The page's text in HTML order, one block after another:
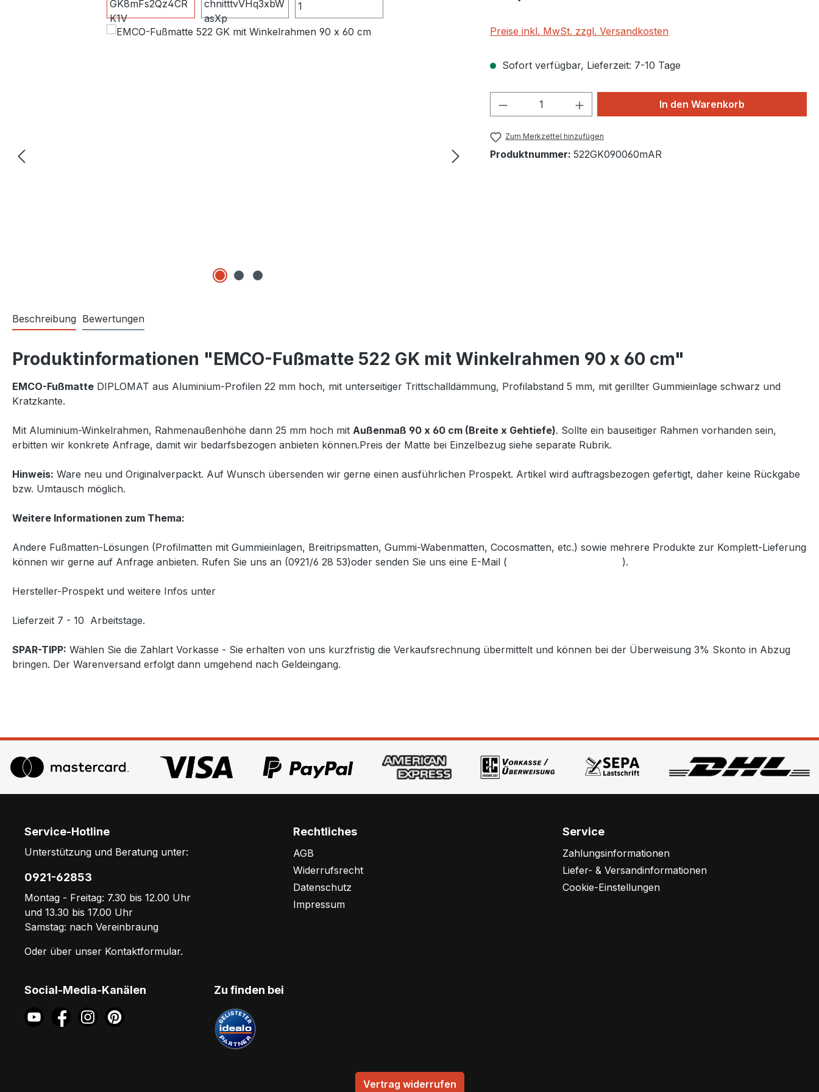
Preise inkl. MwSt. zzgl. Versandkosten
Sofort verfügbar, Lieferzeit: 7-10 Tage
Produkt Anzahl: Gib den gewünschten Wert
In den Warenkorb
Zum Merkzettel hinzufügen
Produktnummer: 522GK090060mAR
Beschreibung Bewertungen
Produktinformationen "EMCO-Fußmatte 522 GK mit Winkelrahmen 90 x 60 cm"
EMCO-Fußmatte DIPLOMAT aus Aluminium-Profilen 22 mm hoch, mit unterseitiger Trittschalldämmung, Profilabstand 5 mm, mit gerillter Gummieinlage schwarz und
Kratzkante.
Mit Aluminium-Winkelrahmen, Rahmenaußenhöhe dann 25 mm hoch mit Außenmaß 90 x 60 cm (Breite x Gehtiefe). Sollte ein bauseitiger Rahmen vorhanden sein,
erbitten wir konkrete Anfrage, damit wir bedarfsbezogen anbieten können.Preis der Matte bei Einzelbezug siehe separate Rubrik.
Hinweis: Ware neu und Originalverpackt. Auf Wunsch übersenden wir gerne einen ausführlichen Prospekt. Artikel wird auftragsbezogen gefertigt, daher keine Rückgabe
bzw. Umtausch möglich.
Weitere Informationen zum Thema:
Andere Fußmatten-Lösungen (Profilmatten mit Gummieinlagen, Breitripsmatten, Gummi-Wabenmatten, Cocosmatten, etc.) sowie mehrere Produkte zur Komplett-Lieferung
können wir gerne auf Anfrage anbieten. Rufen Sie uns an (0921/6 28 53)oder senden Sie uns eine E-Mail (
).
Hersteller-Prospekt und weitere Infos unter
Lieferzeit 7 - 10 Arbeitstage.
SPAR-TIPP: Wählen Sie die Zahlart Vorkasse - Sie erhalten von uns kurzfristig die Verkaufsrechnung übermittelt und können bei der Überweisung 3% Skonto in Abzug
bringen. Der Warenversand erfolgt dann umgehend nach Geldeingang.
Service-Hotline
Unterstützung und Beratung unter:
0921-62853
Montag - Freitag: 7.30 bis 12.00 Uhr
und 13.30 bis 17.00 Uhr
Samstag: nach Vereinbraung
Oder über unser Kontaktformular.
Rechtliches
AGB
Widerrufsrecht
Datenschutz
Impressum
Service
Zahlungsinformationen
Liefer- & Versandinformationen
Cookie-Einstellungen
Social-Media-Kanälen Zu finden bei
Vertrag widerrufen